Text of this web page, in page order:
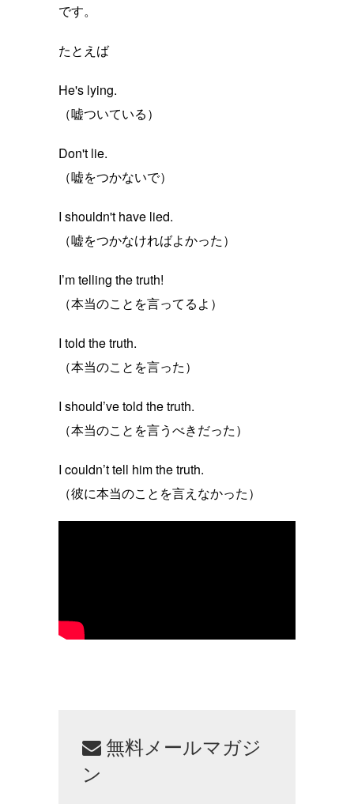
です。
たとえば
He's lying.
（嘘ついている）
Don't lie.
（嘘をつかないで）
I shouldn't have lied.
（嘘をつかなければよかった）
I’m telling the truth!
（本当のことを言ってるよ）
I told the truth.
（本当のことを言った）
I should’ve told the truth.
（本当のことを言うべきだった）
I couldn’t tell him the truth.
（彼に本当のことを言えなかった）
無料メールマガジ
ン